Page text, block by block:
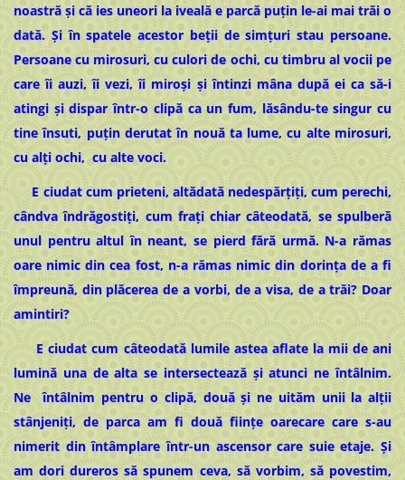
noastră și că ies uneori la iveală e parcă puțin le-ai mai trăi o
dată. Și în spatele acestor beții de simțuri stau persoane.
Persoane cu mirosuri, cu culori de ochi, cu timbru al vocii pe
care îi auzi, îi vezi, îi miroși și întinzi mâna după ei ca să-i
atingi și dispar într-o clipă ca un fum, lăsându-te singur cu
tine însuti, puțin derutat în nouă ta lume, cu alte mirosuri,
cu alți ochi, cu alte voci.
E ciudat cum prieteni, altădată nedespărțiți, cum perechi,
cândva îndrăgostiți, cum frați chiar câteodată, se spulberă
unul pentru altul în neant, se pierd fără urmă. N-a rămas
oare nimic din cea fost, n-a rămas nimic din dorința de a fi
împreună, din plăcerea de a vorbi, de a visa, de a trăi? Doar
amintiri?
E ciudat cum câteodată lumile astea aflate la mii de ani
lumină una de alta se intersectează și atunci ne întâlnim.
Ne întâlnim pentru o clipă, două și ne uităm unii la alții
stânjeniți, de parca am fi două ființe oarecare care s-au
nimerit din întâmplare într-un ascensor care suie etaje. Și
am dori dureros să spunem ceva, să vorbim, să povestim,